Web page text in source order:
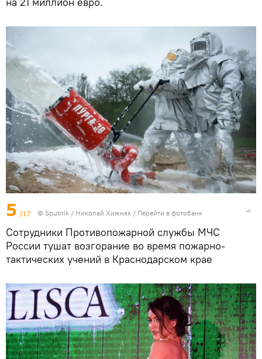
5 /17 © Sputnik / Николай Хижняк / Перейти в фотобанк
Сотрудники Противопожарной службы МЧС
России тушат возгорание во время пожарно-
тактических учений в Краснодарском крае